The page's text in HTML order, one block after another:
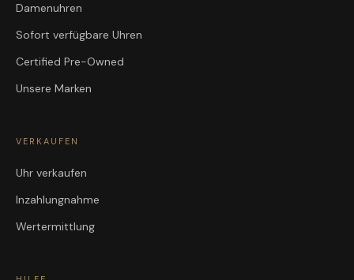
Damenuhren
Sofort verfügbare Uhren
Certified Pre-Owned
Unsere Marken
VERKAUFEN
Uhr verkaufen
Inzahlungnahme
Wertermittlung